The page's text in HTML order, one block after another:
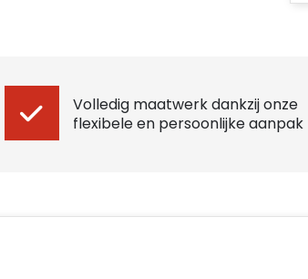
Volledig maatwerk dankzij onze
flexibele en persoonlijke aanpak